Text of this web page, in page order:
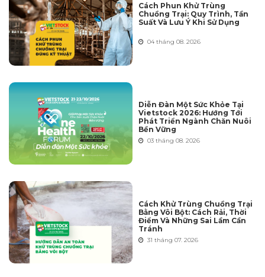
Cách Phun Khử Trùng
Chuồng Trại: Quy Trình, Tần
Suất Và Lưu Ý Khi Sử Dụng
04 tháng 08. 2026
Diễn Đàn Một Sức Khỏe Tại
Vietstock 2026: Hướng Tới
Phát Triển Ngành Chăn Nuôi
Bền Vững
03 tháng 08. 2026
Cách Khử Trùng Chuồng Trại
Bằng Vôi Bột: Cách Rải, Thời
Điểm Và Những Sai Lầm Cần
Tránh
31 tháng 07. 2026